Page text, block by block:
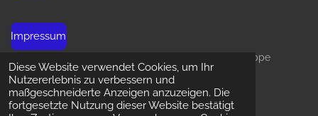
Diese Website verwendet Cookies, um Ihr
Nutzererlebnis zu verbessern und
maßgeschneiderte Anzeigen anzuzeigen. Die
fortgesetzte Nutzung dieser Website bestätigt
Impressum
© 2021 - 2026 Schweizer Schäferhund-Club Ortsgruppe
Zürichsee
Mit Unterstützung von Webador